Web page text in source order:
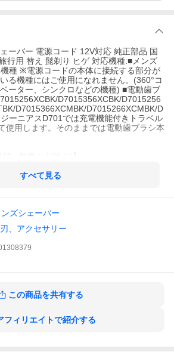
ーバー 電源コード 12V対応 純正部品 国
行用 替え 髭剃り ヒゲ 対応機種:■メンズ
種 ※電源コードの本体に接続する部分が
る機種にはご使用になれません。(360°コ
ーター、シンクロなどの機種) ■電動歯ブ
D7015356XCBK/D7015256
D7015366XCMBK/D7015266XCMBK/D
ーニアスD701では充電機能付きトラベル
使用します。そのままでは電動歯ブラシ本
すべて見る
ンズシェーバー
、アクセサリー
この商品を共有する
フィリエイトで紹介する